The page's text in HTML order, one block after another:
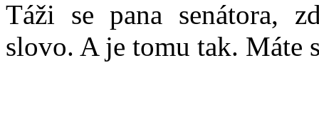
Táži se pana senátora,
slovo. A je tomu tak. Máte